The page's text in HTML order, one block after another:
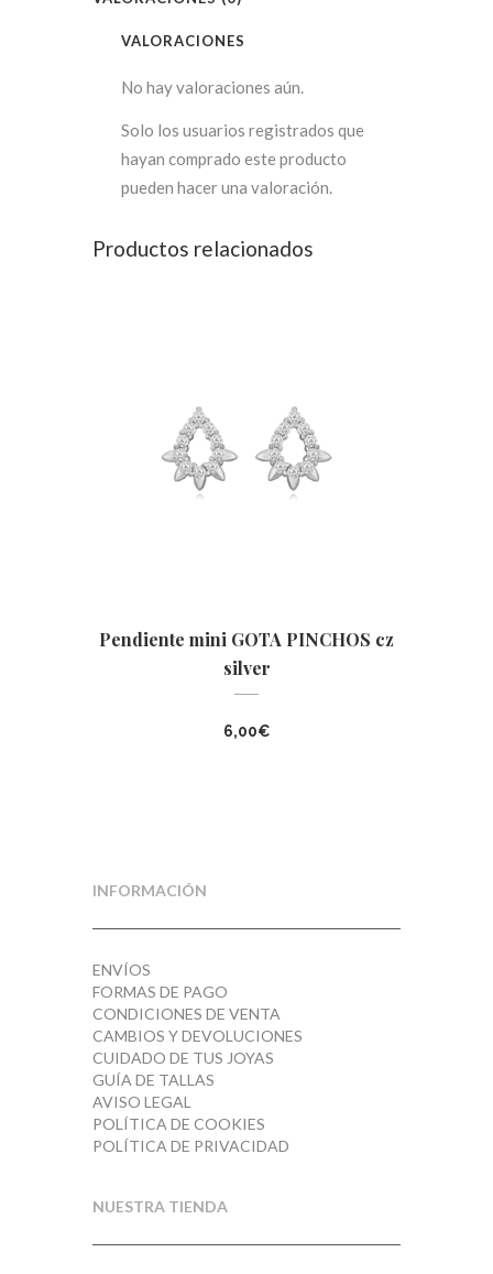
VALORACIONES
No hay valoraciones aún.
Solo los usuarios registrados que
hayan comprado este producto
pueden hacer una valoración.
Productos relacionados
Pendiente mini GOTA PINCHOS cz
silver
6,00€
INFORMACIÓN
ENVÍOS
FORMAS DE PAGO
CONDICIONES DE VENTA
CAMBIOS Y DEVOLUCIONES
CUIDADO DE TUS JOYAS
GUÍA DE TALLAS
AVISO LEGAL
POLÍTICA DE COOKIES
POLÍTICA DE PRIVACIDAD
NUESTRA TIENDA